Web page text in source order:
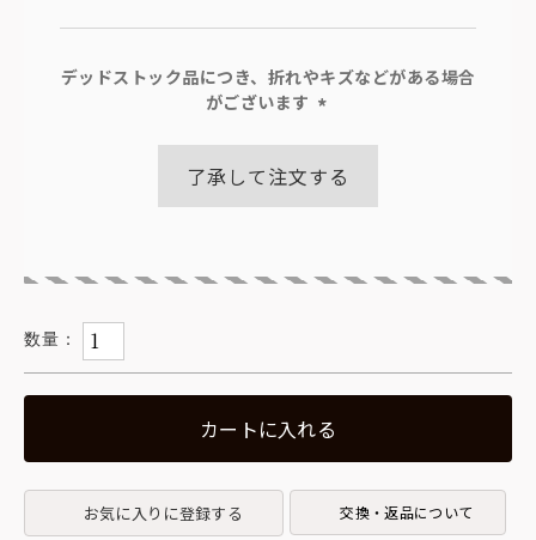
デッドストック品につき、折れやキズなどがある場合
がございます
了承して注文する
カートに入れる
お気に入りに登録する 交換・返品について